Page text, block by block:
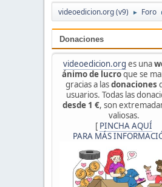
videoedicion.org (v9) ► Foro
Donaciones
videoedicion.org es una
ánimo de lucroque se
gracias a lasdonaciones
usuarios. Todas las
desde 1 €, son
valiosas.
[ PINCHA AQUÍ
PARA MÁS